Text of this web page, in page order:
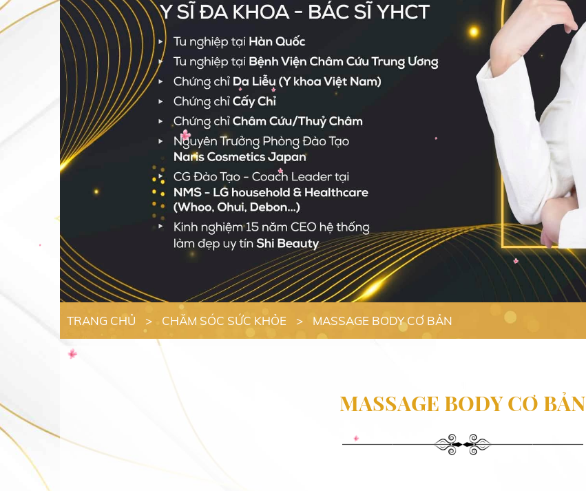
TRANG CHỦ > CHĂM SÓC SỨC KHỎE > MASSAGE BODY CƠ BẢN
MASSAGE BODY CƠ BẢN